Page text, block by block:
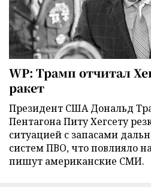
WP: Трамп отчитал
ракет
Президент США Дональд
Пентагона Питу Хегсету
ситуацией с запасами
систем ПВО, что повлияло
пишут американские СМИ.